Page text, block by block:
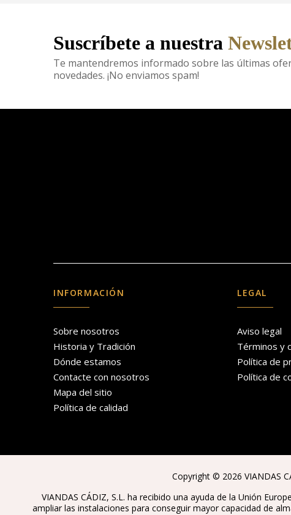
Suscríbete a nuestra
Te mantendremos informado sobre las últimas
novedades. ¡No enviamos spam!
INFORMACIÓN
Sobre nosotros
Historia y Tradición
Dónde estamos
Contacte con nosotros
Mapa del sitio
Política de calidad
LEGAL
Aviso legal
Términos y
Política de
Política de
Copyright © 2026 VIANDAS
VIANDAS CÁDIZ, S.L. ha recibido una ayuda de la Unión
ampliar las instalaciones para conseguir mayor capacidad de